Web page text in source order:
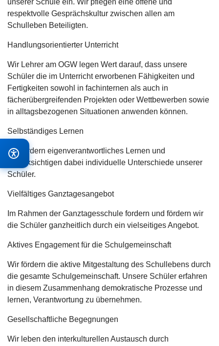
unserer Schule ein. Wir pflegen eine offene und
respektvolle Gesprächskultur zwischen allen am
Schulleben Beteiligten.
Handlungsorientierter Unterricht
Wir Lehrer am OGW legen Wert darauf, dass unsere
Schüler die im Unterricht erworbenen Fähigkeiten und
Fertigkeiten sowohl in fachinternen als auch in
fächerübergreifenden Projekten oder Wettbewerben sowie
in alltagsbezogenen Situationen anwenden können.
Selbständiges Lernen
Wir fördern eigenverantwortliches Lernen und
berücksichtigen dabei individuelle Unterschiede unserer
Schüler.
Vielfältiges Ganztagesangebot
Im Rahmen der Ganztagesschule fordern und fördern wir
die Schüler ganzheitlich durch ein vielseitiges Angebot.
Aktives Engagement für die Schulgemeinschaft
Wir fördern die aktive Mitgestaltung des Schullebens durch
die gesamte Schulgemeinschaft. Unsere Schüler erfahren
in diesem Zusammenhang demokratische Prozesse und
lernen, Verantwortung zu übernehmen.
Gesellschaftliche Begegnungen
Wir leben den interkulturellen Austausch durch